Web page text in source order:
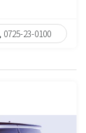
0725-23-0100